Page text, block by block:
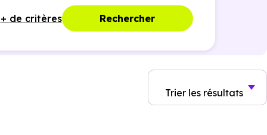
+ de critères Rechercher
Trier les résultats